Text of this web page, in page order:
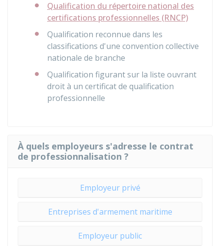
Qualification du répertoire national des
certifications professionnelles (RNCP)
Qualification reconnue dans les
classifications d'une convention collective
nationale de branche
Qualification figurant sur la liste ouvrant
droit à un certificat de qualification
professionnelle
À quels employeurs s'adresse le contrat
de professionnalisation ?
Employeur privé
Entreprises d'armement maritime
Employeur public